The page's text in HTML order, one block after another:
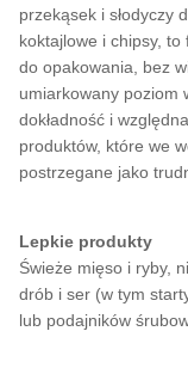
przekąsek i słodyczy
koktajlowe i chipsy, to
do opakowania, bez
umiarkowany poziom
dokładność i
produktów, które we
postrzegane jako
Lepkie produkty
Świeże mięso i ryby,
drób i ser (w tym
lub podajników